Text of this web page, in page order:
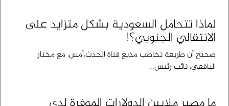
لماذا تتحامل السعودية بشكل متزايد على
الانتقالي الجنوبي؟!
صحيح أن ‏طريقة تخاطب مذيع قناة الحدث،أمس، مع مختار
اليافعي، نائب رئيس...